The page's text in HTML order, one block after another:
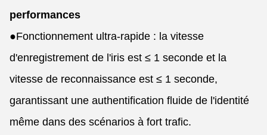
performances
●Fonctionnement ultra-rapide : la vitesse
d'enregistrement de l'iris est ≤ 1 seconde et la
vitesse de reconnaissance est ≤ 1 seconde,
garantissant une authentification fluide de l'identité
même dans des scénarios à fort trafic.